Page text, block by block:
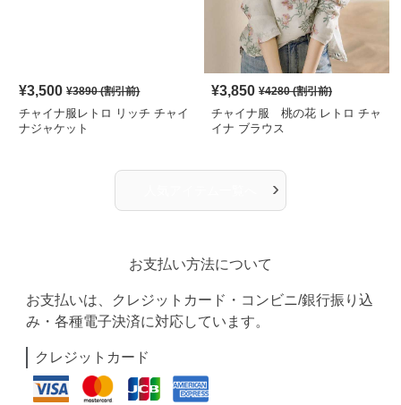
¥3,500 ¥3890(割引前)
チャイナ服レトロ リッチ チャイ
ナジャケット
¥3,850 ¥4280(割引前)
チャイナ服 桃の花 レトロ チャ
イナ ブラウス
›
お支払い方法について
お支払いは、クレジットカード・コンビニ/銀行振り込
み・各種電子決済に対応しています。
クレジットカード